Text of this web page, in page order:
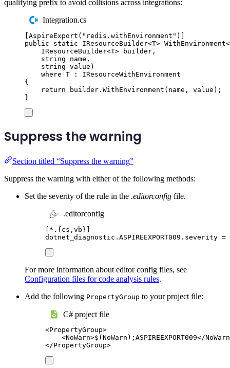
qualifying prefix to avoid collisions across integrations:
Integration.cs
AspireExport ( " redis.withEnvironment " )]
public
static IResourceBuilder<T> WithEnvironment<
IResourceBuilder<T> builder ,
string name ,
string value )
where T :
IResourceWithEnvironment
{
return
builder . WithEnvironment ( name , value );
}
Suppress the warning
Section titled “Suppress the warning”
Suppress the warning with either of the following methods:
Set the severity of the rule in the .editorconfig file.
.editorconfig
*.{cs,vb}
dotnet_diagnostic.ASPIREEXPORT009.severity =
For more information about editor config files, see
Configuration files for code analysis rules.
Add the following PropertyGroup to your project file:
C# project file
<PropertyGroup>
<NoWarn>$(NoWarn);ASPIREEXPORT009</NoWarn
</PropertyGroup>